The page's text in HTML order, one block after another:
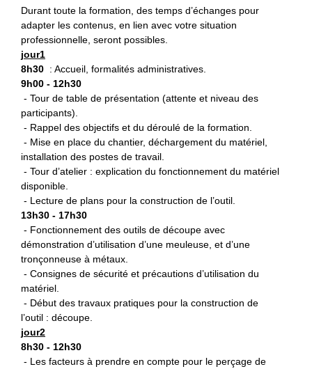
Durant toute la formation, des temps d’échanges pour
adapter les contenus, en lien avec votre situation
professionnelle, seront possibles.
jour1
8h30 : Accueil, formalités administratives.
9h00 - 12h30
- Tour de table de présentation (attente et niveau des
participants).
- Rappel des objectifs et du déroulé de la formation.
- Mise en place du chantier, déchargement du matériel,
installation des postes de travail.
- Tour d’atelier : explication du fonctionnement du matériel
disponible.
- Lecture de plans pour la construction de l’outil.
13h30 - 17h30
- Fonctionnement des outils de découpe avec
démonstration d’utilisation d’une meuleuse, et d’une
tronçonneuse à métaux.
- Consignes de sécurité et précautions d’utilisation du
matériel.
- Début des travaux pratiques pour la construction de
l’outil : découpe.
jour2
8h30 - 12h30
- Les facteurs à prendre en compte pour le perçage de